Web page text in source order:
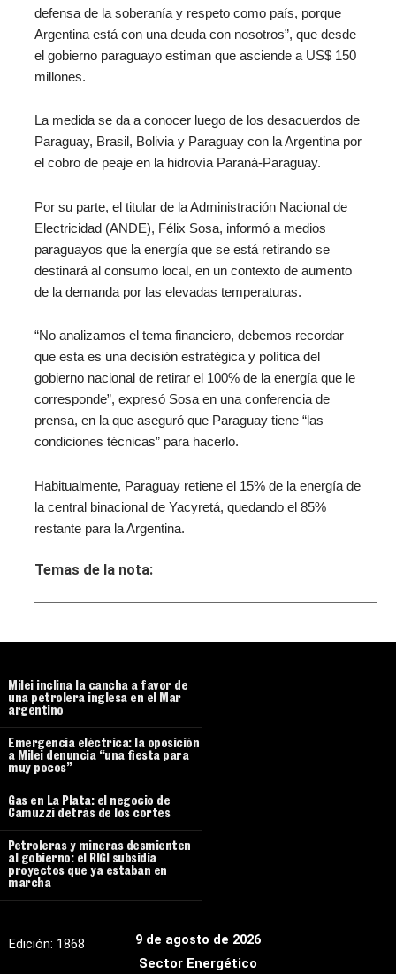
defensa de la soberanía y respeto como país, porque
Argentina está con una deuda con nosotros”, que desde
el gobierno paraguayo estiman que asciende a US$ 150
millones.
La medida se da a conocer luego de los desacuerdos de
Paraguay, Brasil, Bolivia y Paraguay con la Argentina por
el cobro de peaje en la hidrovía Paraná-Paraguay.
Por su parte, el titular de la Administración Nacional de
Electricidad (ANDE), Félix Sosa, informó a medios
paraguayos que la energía que se está retirando se
destinará al consumo local, en un contexto de aumento
de la demanda por las elevadas temperaturas.
“No analizamos el tema financiero, debemos recordar
que esta es una decisión estratégica y política del
gobierno nacional de retirar el 100% de la energía que le
corresponde”, expresó Sosa en una conferencia de
prensa, en la que aseguró que Paraguay tiene “las
condiciones técnicas” para hacerlo.
Habitualmente, Paraguay retiene el 15% de la energía de
la central binacional de Yacyretá, quedando el 85%
restante para la Argentina.
Temas de la nota:
9 de agosto de 2026
Edición: 1868
Sector Energético
Milei inclina la cancha a favor de
una petrolera inglesa en el Mar
argentino
Emergencia eléctrica: la oposición
a Milei denuncia “una fiesta para
muy pocos”
Gas en La Plata: el negocio de
Camuzzi detrás de los cortes
Petroleras y mineras desmienten
al gobierno: el RIGI subsidia
proyectos que ya estaban en
marcha